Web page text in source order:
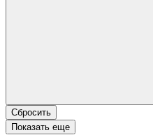
Сбросить
Показать еще